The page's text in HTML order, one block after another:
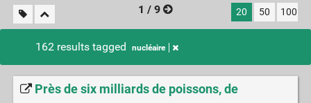
1 / 9 20 50 100
162 results tagged nucléaire
Près de six milliards de poissons, de